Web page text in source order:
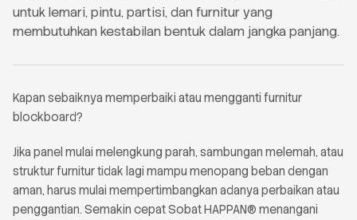
untuk lemari, pintu, partisi, dan furnitur yang
membutuhkan kestabilan bentuk dalam jangka panjang.
Kapan sebaiknya memperbaiki atau mengganti furnitur
blockboard?
Jika panel mulai melengkung parah, sambungan melemah, atau
struktur furnitur tidak lagi mampu menopang beban dengan
aman, harus mulai mempertimbangkan adanya perbaikan atau
penggantian. Semakin cepat Sobat HAPPAN® menangani